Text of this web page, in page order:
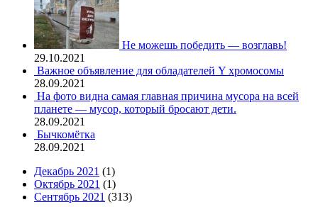
Не можешь победить — возглавь!
29.10.2021
Важное объявление для обладателей Y хромосомы
28.09.2021
На фото видна самая главная причина мусора на всей
планете — мусор, который бросают дети.
28.09.2021
Бычкомётка
28.09.2021
Декабрь 2021 (1)
Октябрь 2021 (1)
Сентябрь 2021 (313)